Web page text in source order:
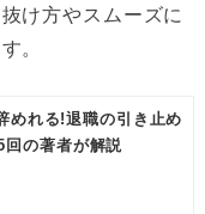
け方やスムーズに
。
めれる!退職の引き止め
回の著者が解説